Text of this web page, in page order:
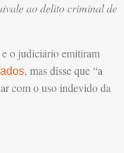
ao delito criminal de
e o judiciário emitiram
, mas disse que “a
com o uso indevido da